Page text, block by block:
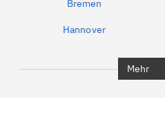
Bremen
Hannover
Mehr